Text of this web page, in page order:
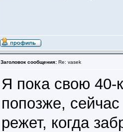
Заголовок сообщения: Re: vasek
Я пока свою 40-
попозже,
режет, когда